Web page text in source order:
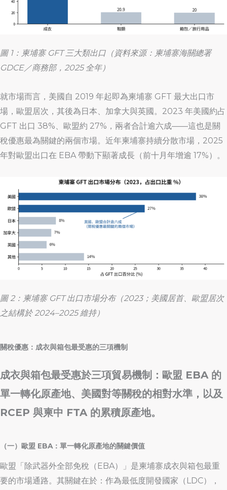
圖 1：柬埔寨 GFT 三大類出口（資料來源：柬埔寨海關總署
GDCE／商務部，2025 全年）
就市場而言，美國自 2019 年起即為柬埔寨 GFT 最大出口市
場，歐盟居次，其後為日本、加拿大與英國。2023 年美國約占
GFT 出口 38%、歐盟約 27%，兩者合計逾六成——這也是關
稅優惠最為關鍵的兩個市場。近年柬埔寨持續分散市場，2025
年對歐盟出口在 EBA 帶動下顯著成長（前十月年增逾 17%）。
圖 2：柬埔寨 GFT 出口市場分布（2023；美國居首、歐盟居次
之結構於 2024–2025 維持）
關稅優惠：成衣與箱包最受惠的三項機制
成衣與箱包最受惠於三項貿易機制：歐盟 EBA 的
單一轉化原產地、美國對等關稅的相對水準，以及
RCEP 與柬中 FTA 的累積原產地。
（一）歐盟 EBA：單一轉化原產地的關鍵價值
歐盟「除武器外全部免稅（EBA）」是柬埔寨成衣與箱包最重
要的市場通路。其關鍵在於：作為最低度開發國家（LDC），